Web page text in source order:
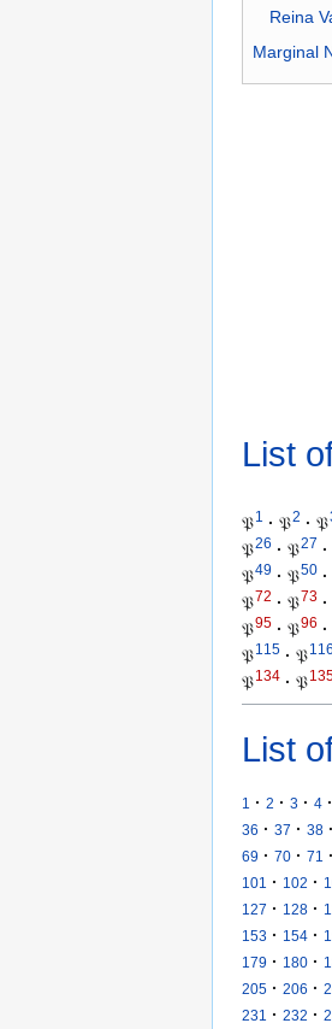
Reina
Marginal
List
𝔓1 · 𝔓2 · 𝔓
𝔓26 · 𝔓27 ·
𝔓49 · 𝔓50 ·
𝔓72 · 𝔓73 ·
𝔓95 · 𝔓96 ·
𝔓115 · 𝔓116
𝔓134 · 𝔓
List
1 · 2 · 3 · 4 ·
36 · 37 · 38 ·
69 · 70 · 71 ·
101
· 102 ·
127 · 128 ·
153 · 154 ·
179 · 180 ·
205 · 206 ·
231
· 232 ·